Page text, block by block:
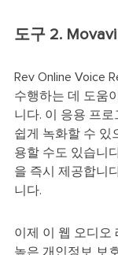
도구 2.
Rev Online Voice
수행하는 데 도움
니다. 이 응용 프
쉽게 녹화할 수 있
용할 수도 있습니
을 즉시 제공합니
니다.
이제 이 웹 오디오
높은 개인정보 보